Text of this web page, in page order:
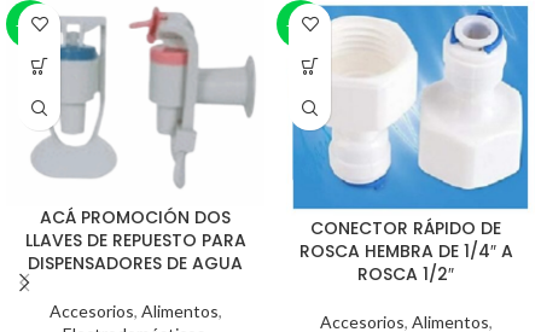
-25%
ACÁ PROMOCIÓN DOS
LLAVES DE REPUESTO PARA
DISPENSADORES DE AGUA
Accesorios, Alimentos,
-16%
CONECTOR RÁPIDO DE
ROSCA HEMBRA DE 1/4″ A
ROSCA 1/2″
Accesorios, Alimentos,